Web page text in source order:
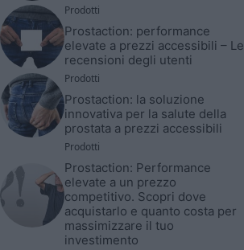
Prodotti
Prostaction: performance
elevate a prezzi accessibili – Le
recensioni degli utenti
Prodotti
Prostaction: la soluzione
innovativa per la salute della
prostata a prezzi accessibili
Prodotti
Prostaction: Performance
elevate a un prezzo
competitivo. Scopri dove
acquistarlo e quanto costa per
massimizzare il tuo
investimento